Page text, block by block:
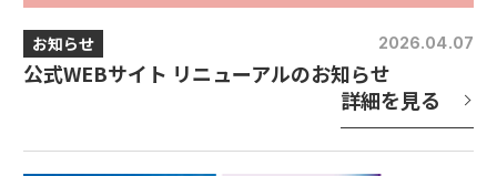
お知らせ 2026.04.07
公式WEBサイト リニューアルのお知らせ
詳細を見る